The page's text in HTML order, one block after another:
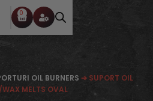
0
OIL BURNERS ➔ SUPORT OIL
WAX MELTS OVAL